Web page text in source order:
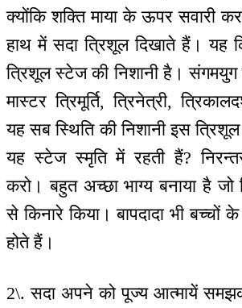
क्योंकि शक्ति माया के ऊपर सवारी
हाथ में सदा त्रिशूल दिखाते हैं। यह
त्रिशूल स्टेज की निशानी है।
मास्टर त्रिमूर्ति, त्रिनेत्री,
यह सब स्थिति की निशानी इस
यह स्टेज स्मृति में रहती हैं?
करो। बहुत अच्छा भाग्य बनाया है जो
से किनारे किया। बापदादा भी
होते हैं।
2\. सदा अपने को पूज्य आत्मायें